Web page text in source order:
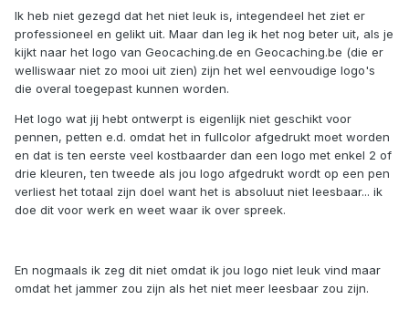
Ik heb niet gezegd dat het niet leuk is, integendeel het ziet er
professioneel en gelikt uit. Maar dan leg ik het nog beter uit, als je
kijkt naar het logo van Geocaching.de en Geocaching.be (die er
welliswaar niet zo mooi uit zien) zijn het wel eenvoudige logo's
die overal toegepast kunnen worden.
Het logo wat jij hebt ontwerpt is eigenlijk niet geschikt voor
pennen, petten e.d. omdat het in fullcolor afgedrukt moet worden
en dat is ten eerste veel kostbaarder dan een logo met enkel 2 of
drie kleuren, ten tweede als jou logo afgedrukt wordt op een pen
verliest het totaal zijn doel want het is absoluut niet leesbaar... ik
doe dit voor werk en weet waar ik over spreek.
En nogmaals ik zeg dit niet omdat ik jou logo niet leuk vind maar
omdat het jammer zou zijn als het niet meer leesbaar zou zijn.